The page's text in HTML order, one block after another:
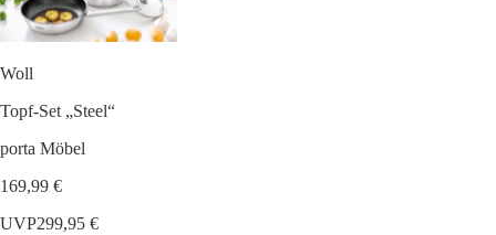
Woll
Topf-Set „Steel“
porta Möbel
169,99 €
UVP299,95 €